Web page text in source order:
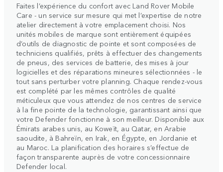
Faites l’expérience du confort avec Land Rover Mobile
Care - un service sur mesure qui met l’expertise de notre
atelier directement à votre emplacement choisi. Nos
unités mobiles de marque sont entièrement équipées
d’outils de diagnostic de pointe et sont composées de
techniciens qualifiés, prêts à effectuer des changements
de pneus, des services de batterie, des mises à jour
logicielles et des réparations mineures sélectionnées - le
tout sans perturber votre planning. Chaque rendez-vous
est complété par les mêmes contrôles de qualité
méticuleux que vous attendez de nos centres de service
à la fine pointe de la technologie, garantissant ainsi que
votre Defender fonctionne à son meilleur. Disponible aux
Émirats arabes unis, au Koweït, au Qatar, en Arabie
saoudite, à Bahreïn, en Irak, en Égypte, en Jordanie et
au Maroc. La planification des horaires s’effectue de
façon transparente auprès de votre concessionnaire
Defender local.